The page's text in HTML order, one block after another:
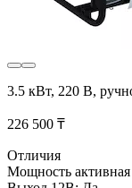
3.5 кВт, 220 В,
226 500 ₸
Отличия
Мощность